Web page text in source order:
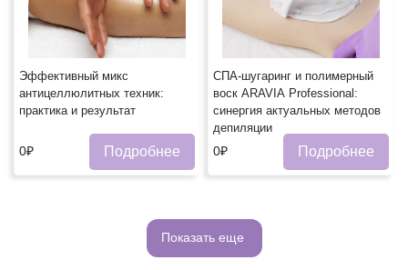
Эффективный микс
антицеллюлитных техник:
практика и результат
0₽ Подробнее
СПА-шугаринг и полимерный
воск ARAVIA Professional:
синергия актуальных методов
депиляции
0₽ Подробнее
Показать еще